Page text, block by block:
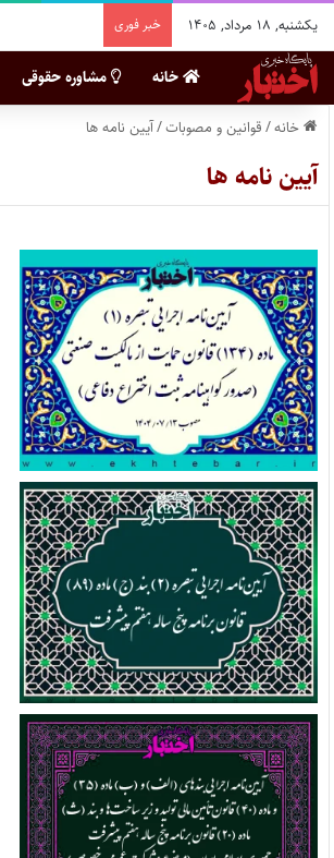
یکشنبه, ۱۸ مرداد, ۱۴۰۵ خبر فوری
خانه مشاوره حقوقی
خانه/قوانین و مصوبات/آیین نامه ها
آیین نامه ها